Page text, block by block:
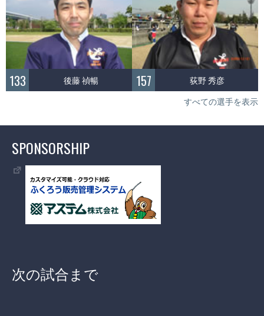
133 後藤 禎暢 157 荻野 秀彦
すべての選手を表示
SPONSORSHIP
次の試合まで